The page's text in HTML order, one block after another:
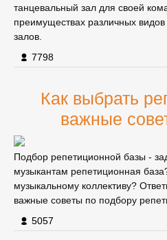
танцевальный зал для своей
преимуществах различных
залов.
7798
Как выбрать
важные
Подбор репетиционной базы -
музыкантам репетиционная
музыкальному коллективу?
важные советы по подбору
5057